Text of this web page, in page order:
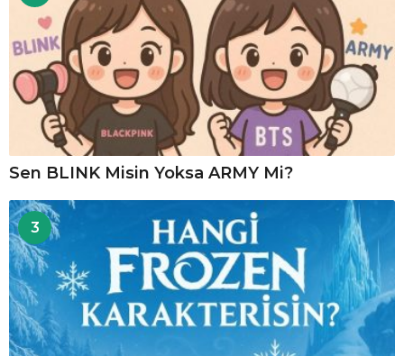
Sen BLINK Misin Yoksa ARMY Mi?
3